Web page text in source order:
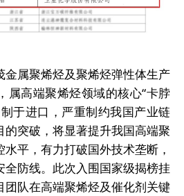
金属聚烯烃及聚烯烃弹性体生产
属高端聚烯烃领域的核心“卡脖
于进口，严重制约我国产业链
突破，将显著提升我国高端聚
平，有力打破国外技术垄断，
全防线。此次入围国家级揭榜挂
团队在高端聚烯烃及催化剂关键